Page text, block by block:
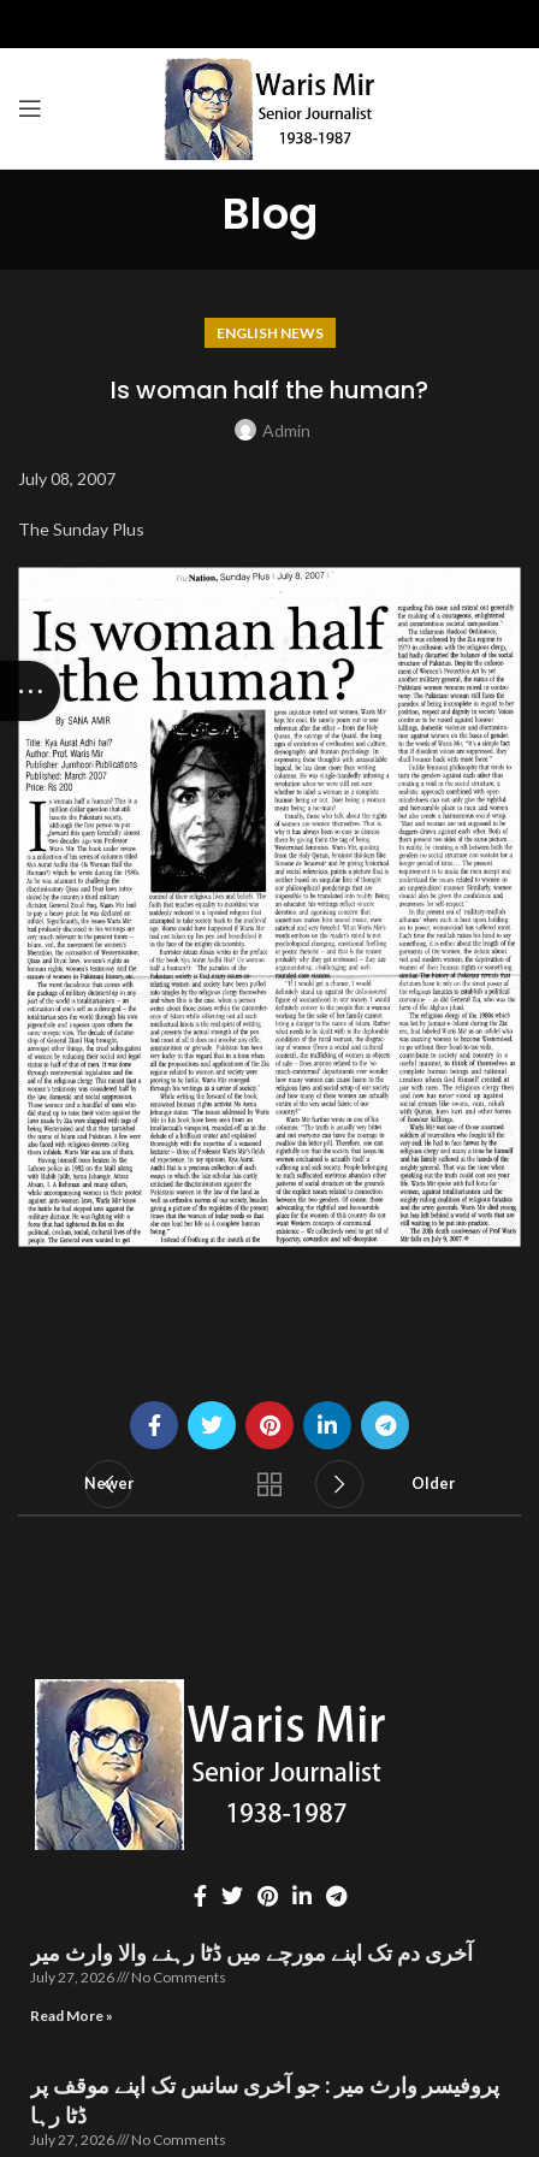
Blog
ENGLISH NEWS
Is woman half the human?
Admin
July 08, 2007
The Sunday Plus
Newer Older
آخری دم تک اپنے مورچے میں ڈٹا رہنے والا وارث میر
July 27, 2026 No Comments
Read More »
پروفیسر وارث میر : جو آخری سانس تک اپنے موقف پر
ڈٹا رہا
July 27, 2026 No Comments